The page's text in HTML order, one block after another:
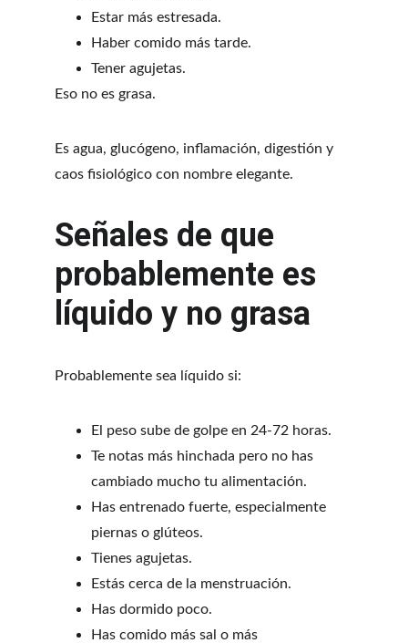
Estar más estresada.
Haber comido más tarde.
Tener agujetas.
Eso no es grasa.
Es agua, glucógeno, inflamación, digestión y
caos fisiológico con nombre elegante.
Señales de que
probablemente es
líquido y no grasa
Probablemente sea líquido si:
El peso sube de golpe en 24-72 horas.
Te notas más hinchada pero no has
cambiado mucho tu alimentación.
Has entrenado fuerte, especialmente
piernas o glúteos.
Tienes agujetas.
Estás cerca de la menstruación.
Has dormido poco.
Has comido más sal o más